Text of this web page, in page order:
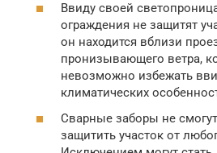
Ввиду своей
ограждения не защитят
он находится вблизи
пронизывающего ветра,
невозможно избежать
климатических
Сварные заборы не
защитить участок от